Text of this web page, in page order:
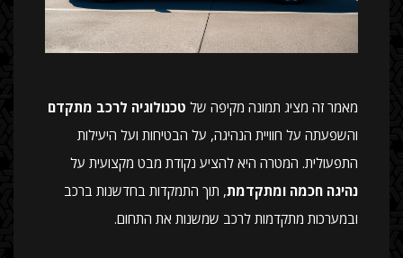
מאמר זה מציג תמונה מקיפה של טכנולוגיה לרכב מתקדם
והשפעתה על חוויית הנהיגה, על הבטיחות ועל היעילות
התפעולית. המטרה היא להציע נקודת מבט מקצועית על
נהיגה חכמה ומתקדמת, תוך התמקדות בחדשנות ברכב
ובמערכות מתקדמות לרכב שמשנות את התחום.